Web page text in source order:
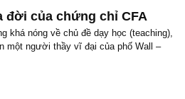
mục cho nhà đầu tư